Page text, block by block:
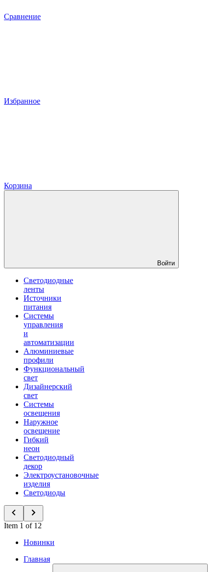
Сравнение
Избранное
Корзина
Войти
Светодиодные
ленты
Источники
питания
Системы
управления
и
автоматизации
Алюминиевые
профили
Функциональный
свет
Дизайнерский
свет
Системы
освещения
Наружное
освещение
Гибкий
неон
Светодиодный
декор
Электроустановочные
изделия
Светодиоды
Item 1 of 12
Новинки
Главная